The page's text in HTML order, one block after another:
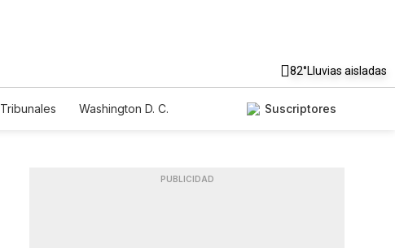
82°Lluvias aisladas
Tribunales
Washington D. C.
Suscriptores
PUBLICIDAD